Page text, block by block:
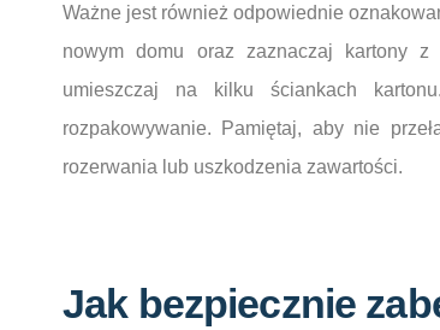
Ważne jest również odpowiednie
nowym domu oraz zaznaczaj kartony z
umieszczaj na kilku ściankach
rozpakowywanie. Pamiętaj, aby nie
rozerwania lub uszkodzenia zawartości.
Jak bezpiecznie